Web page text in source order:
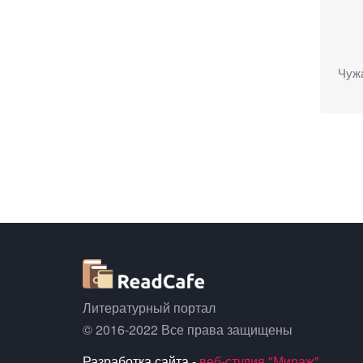
Литературный портал
© 2016-2022 Все права защищены